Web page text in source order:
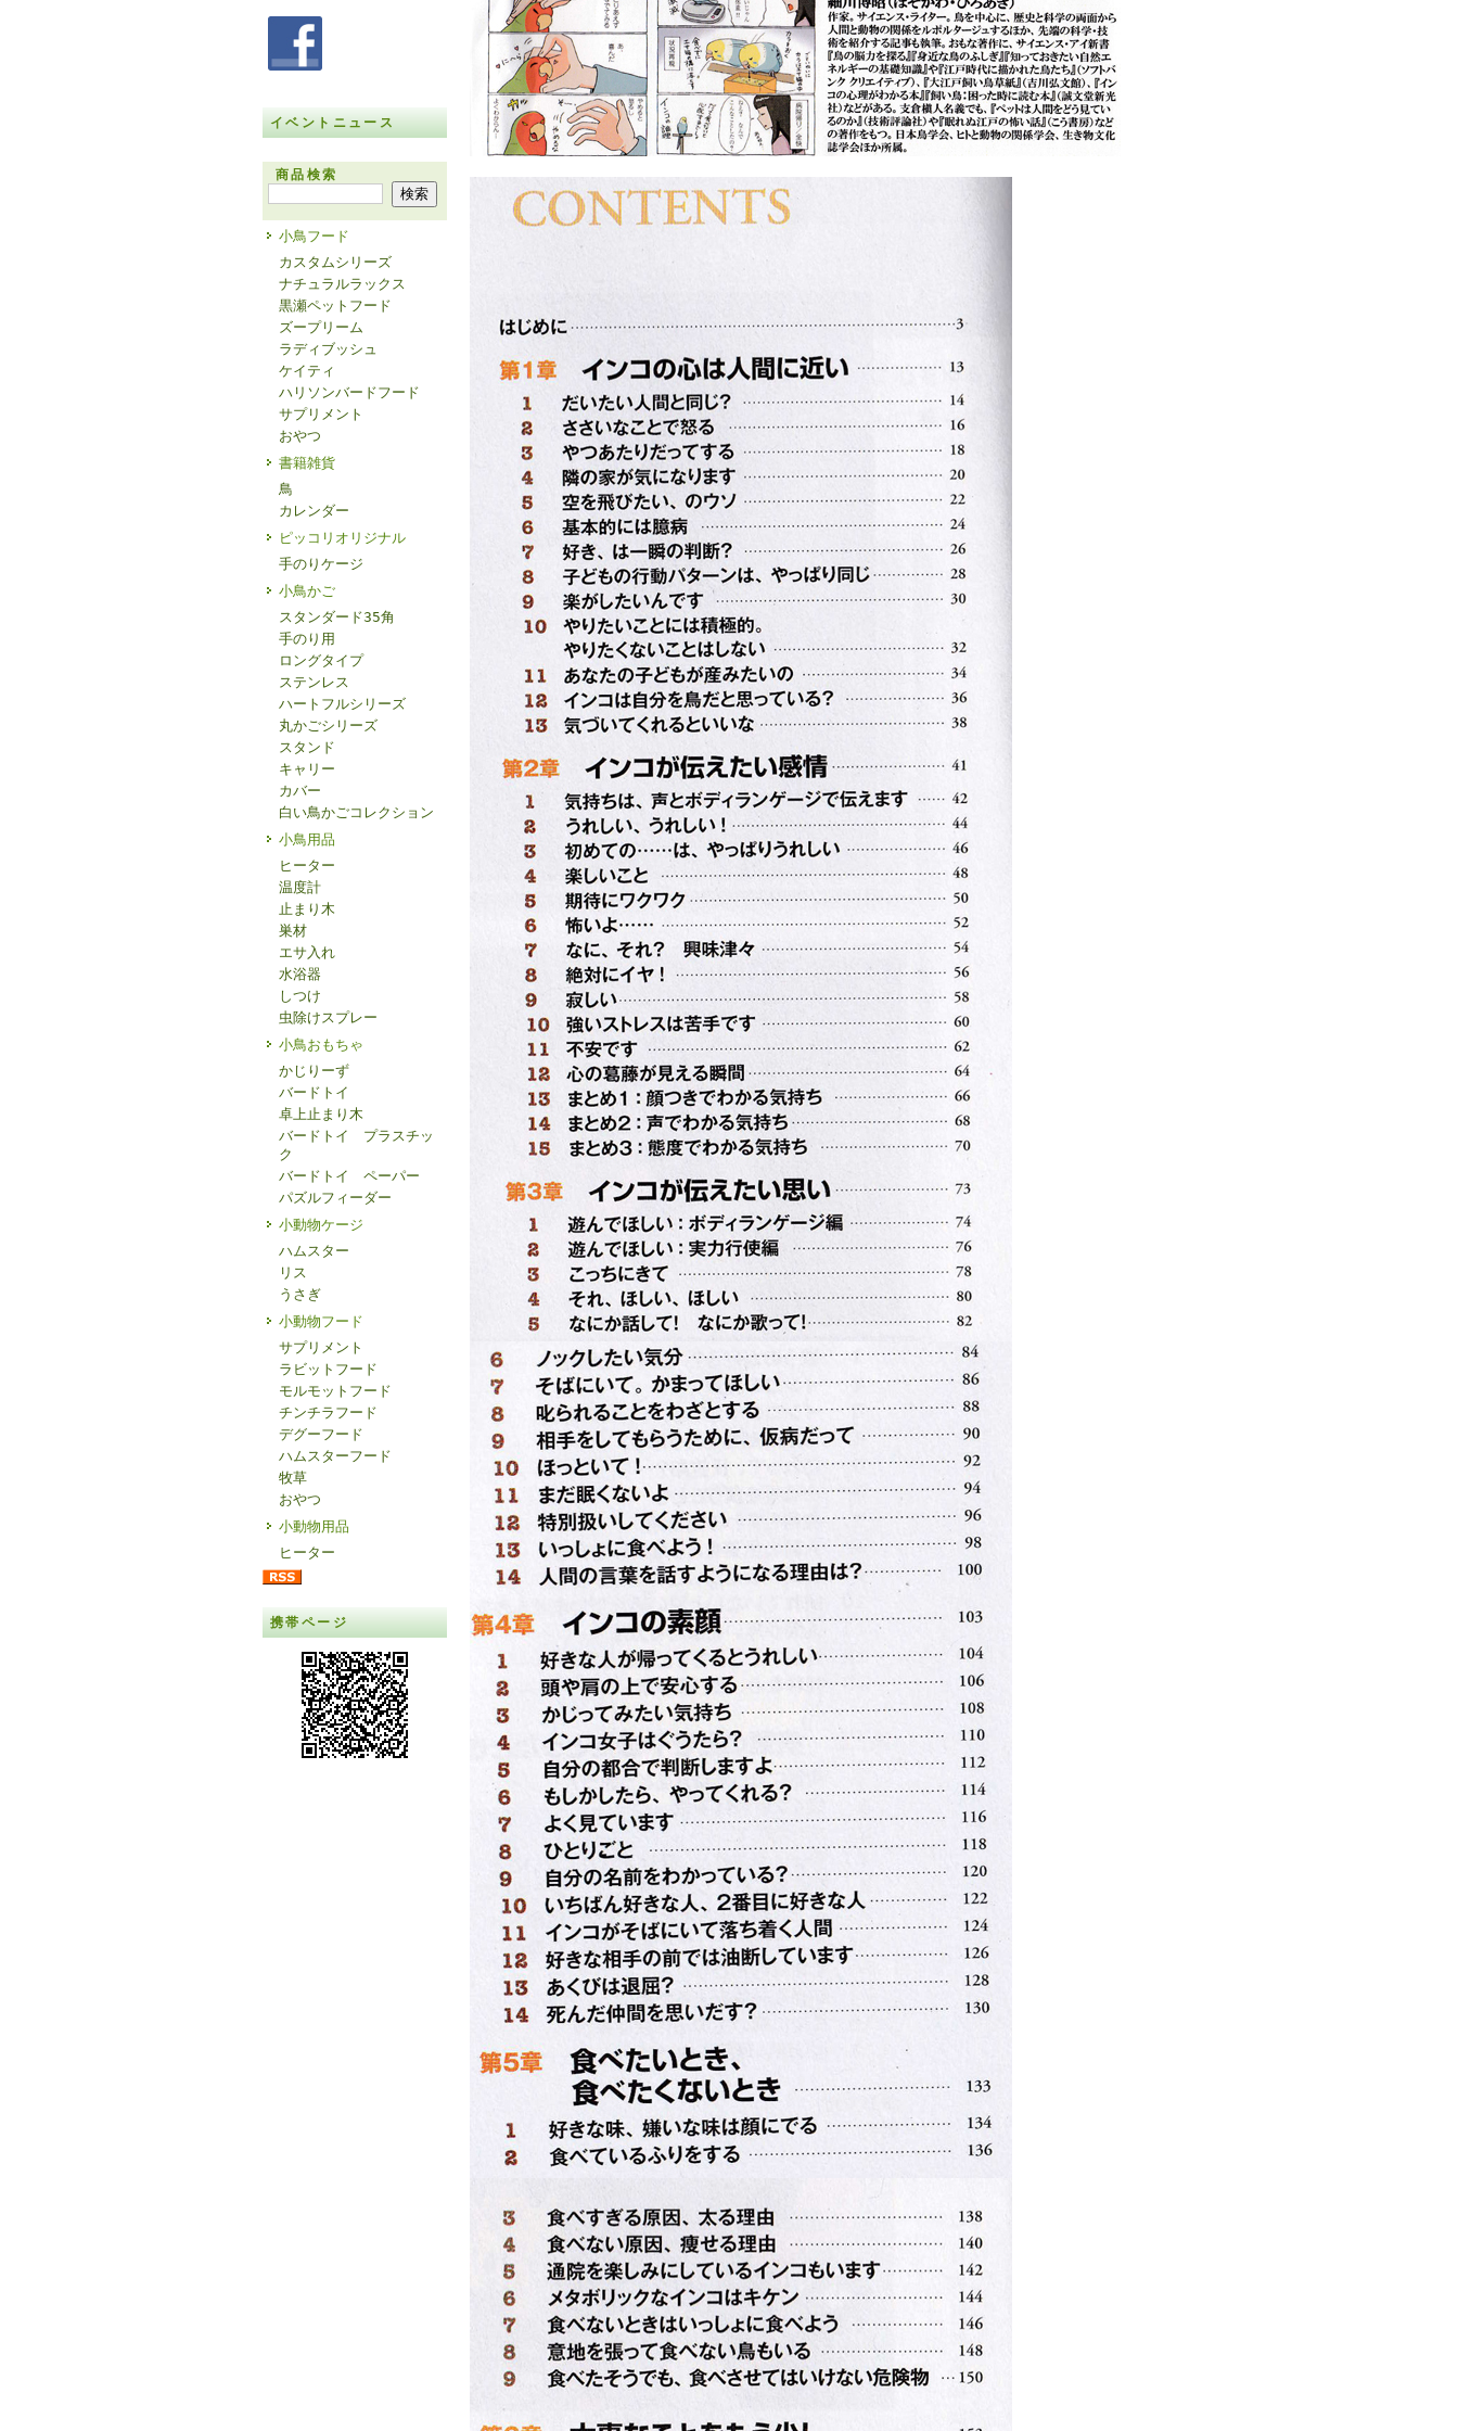
イベントニュース
商品検索
小鳥フード
カスタムシリーズ
ナチュラルラックス
黒瀬ペットフード
ズープリーム
ラディブッシュ
ケイティ
ハリソンバードフード
サプリメント
おやつ
書籍雑貨
鳥
カレンダー
ピッコリオリジナル
手のりケージ
小鳥かご
スタンダード35角
手のり用
ロングタイプ
ステンレス
ハートフルシリーズ
丸かごシリーズ
スタンド
キャリー
カバー
白い鳥かごコレクション
小鳥用品
ヒーター
温度計
止まり木
巣材
エサ入れ
水浴器
しつけ
虫除けスプレー
小鳥おもちゃ
かじりーず
バードトイ
卓上止まり木
バードトイ プラスチッ
ク
バードトイ ペーパー
パズルフィーダー
小動物ケージ
ハムスター
リス
うさぎ
小動物フード
サプリメント
ラビットフード
モルモットフード
チンチラフード
デグーフード
ハムスターフード
牧草
おやつ
小動物用品
ヒーター
携帯ページ